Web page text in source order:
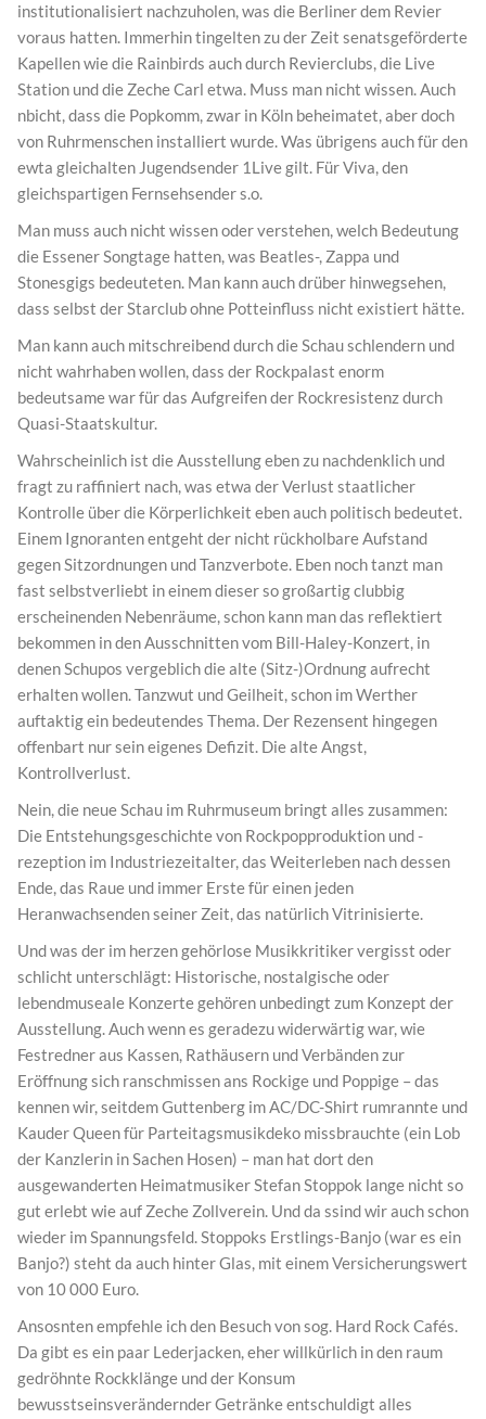
institutionalisiert nachzuholen, was die Berliner dem Revier
voraus hatten. Immerhin tingelten zu der Zeit senatsgeförderte
Kapellen wie die Rainbirds auch durch Revierclubs, die Live
Station und die Zeche Carl etwa. Muss man nicht wissen. Auch
nbicht, dass die Popkomm, zwar in Köln beheimatet, aber doch
von Ruhrmenschen installiert wurde. Was übrigens auch für den
ewta gleichalten Jugendsender 1Live gilt. Für Viva, den
gleichspartigen Fernsehsender s.o.
Man muss auch nicht wissen oder verstehen, welch Bedeutung
die Essener Songtage hatten, was Beatles-, Zappa und
Stonesgigs bedeuteten. Man kann auch drüber hinwegsehen,
dass selbst der Starclub ohne Potteinfluss nicht existiert hätte.
Man kann auch mitschreibend durch die Schau schlendern und
nicht wahrhaben wollen, dass der Rockpalast enorm
bedeutsame war für das Aufgreifen der Rockresistenz durch
Quasi-Staatskultur.
Wahrscheinlich ist die Ausstellung eben zu nachdenklich und
fragt zu raffiniert nach, was etwa der Verlust staatlicher
Kontrolle über die Körperlichkeit eben auch politisch bedeutet.
Einem Ignoranten entgeht der nicht rückholbare Aufstand
gegen Sitzordnungen und Tanzverbote. Eben noch tanzt man
fast selbstverliebt in einem dieser so großartig clubbig
erscheinenden Nebenräume, schon kann man das reflektiert
bekommen in den Ausschnitten vom Bill-Haley-Konzert, in
denen Schupos vergeblich die alte (Sitz-)Ordnung aufrecht
erhalten wollen. Tanzwut und Geilheit, schon im Werther
auftaktig ein bedeutendes Thema. Der Rezensent hingegen
offenbart nur sein eigenes Defizit. Die alte Angst,
Kontrollverlust.
Nein, die neue Schau im Ruhrmuseum bringt alles zusammen:
Die Entstehungsgeschichte von Rockpopproduktion und -
rezeption im Industriezeitalter, das Weiterleben nach dessen
Ende, das Raue und immer Erste für einen jeden
Heranwachsenden seiner Zeit, das natürlich Vitrinisierte.
Und was der im herzen gehörlose Musikkritiker vergisst oder
schlicht unterschlägt: Historische, nostalgische oder
lebendmuseale Konzerte gehören unbedingt zum Konzept der
Ausstellung. Auch wenn es geradezu widerwärtig war, wie
Festredner aus Kassen, Rathäusern und Verbänden zur
Eröffnung sich ranschmissen ans Rockige und Poppige – das
kennen wir, seitdem Guttenberg im AC/DC-Shirt rumrannte und
Kauder Queen für Parteitagsmusikdeko missbrauchte (ein Lob
der Kanzlerin in Sachen Hosen) – man hat dort den
ausgewanderten Heimatmusiker Stefan Stoppok lange nicht so
gut erlebt wie auf Zeche Zollverein. Und da ssind wir auch schon
wieder im Spannungsfeld. Stoppoks Erstlings-Banjo (war es ein
Banjo?) steht da auch hinter Glas, mit einem Versicherungswert
von 10 000 Euro.
Ansosnten empfehle ich den Besuch von sog. Hard Rock Cafés.
Da gibt es ein paar Lederjacken, eher willkürlich in den raum
gedröhnte Rockklänge und der Konsum
bewusstseinsverändernder Getränke entschuldigt alles